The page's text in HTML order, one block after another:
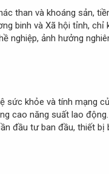
than và khoáng sản,
binh và Xã hội tỉnh, chỉ
nghiệp, ảnh hưởng
sức khỏe và tính mạng
cao năng suất lao
đầu tư ban đầu, thiết bị